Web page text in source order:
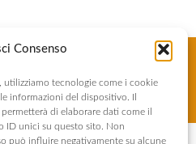
Consenso
utilizziamo tecnologie come i cookie
informazioni del dispositivo. Il
di elaborare dati come il
ID unici su questo sito. Non
può influire negativamente su alcune